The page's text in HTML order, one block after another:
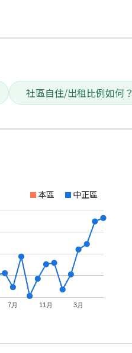
社區自住/出租比例如何？
本區 中正區
7月 11月 3月